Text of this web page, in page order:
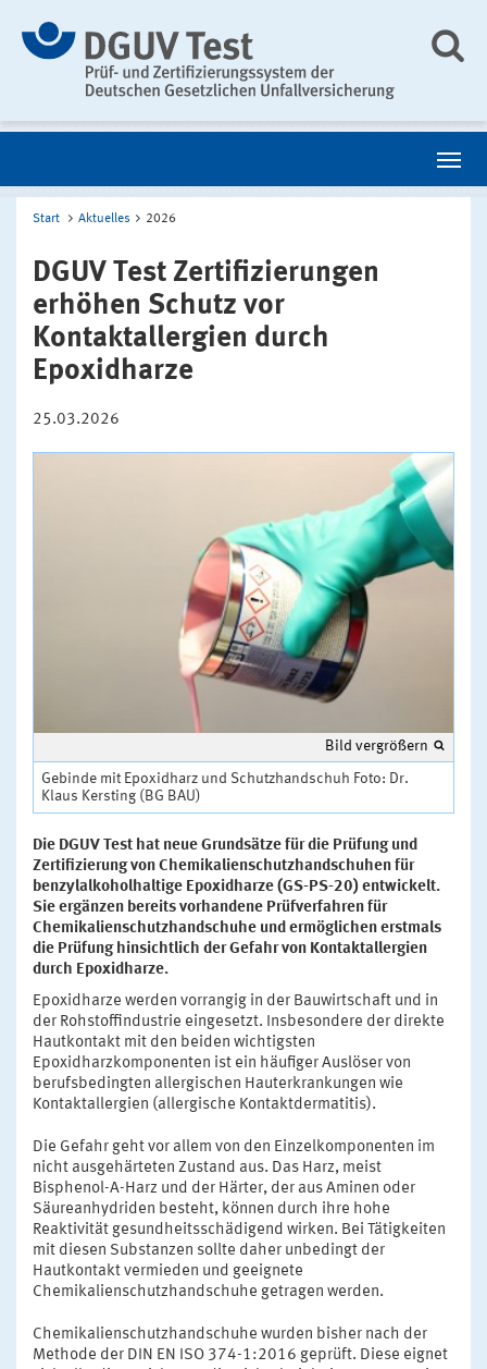
Start Aktuelles 2026
DGUV Test Zertifizierungen
erhöhen Schutz vor
Kontaktallergien durch
Epoxidharze
25.03.2026
Bild vergrößern
Gebinde mit Epoxidharz und Schutzhandschuh Foto: Dr.
Klaus Kersting (BG BAU)
Die DGUV Test hat neue Grundsätze für die Prüfung und
Zertifizierung von Chemikalienschutzhandschuhen für
benzylalkoholhaltige Epoxidharze (GS-PS-20) entwickelt.
Sie ergänzen bereits vorhandene Prüfverfahren für
Chemikalienschutzhandschuhe und ermöglichen erstmals
die Prüfung hinsichtlich der Gefahr von Kontaktallergien
durch Epoxidharze.
Epoxidharze werden vorrangig in der Bauwirtschaft und in
der Rohstoffindustrie eingesetzt. Insbesondere der direkte
Hautkontakt mit den beiden wichtigsten
Epoxidharzkomponenten ist ein häufiger Auslöser von
berufsbedingten allergischen Hauterkrankungen wie
Kontaktallergien (allergische Kontaktdermatitis).
Die Gefahr geht vor allem von den Einzelkomponenten im
nicht ausgehärteten Zustand aus. Das Harz, meist
Bisphenol-A-Harz und der Härter, der aus Aminen oder
Säureanhydriden besteht, können durch ihre hohe
Reaktivität gesundheitsschädigend wirken. Bei Tätigkeiten
mit diesen Substanzen sollte daher unbedingt der
Hautkontakt vermieden und geeignete
Chemikalienschutzhandschuhe getragen werden.
Chemikalienschutzhandschuhe wurden bisher nach der
Methode der DIN EN ISO 374-1:2016 geprüft. Diese eignet